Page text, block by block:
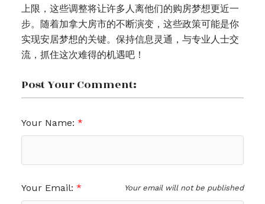
上限，这些调整将让许多人离他们的购房梦想更近一
步。随着加拿大房市的不断演变，这些政策可能是你
实现安居梦想的关键。保持信息灵通，与专业人士交
流，抓住这次难得的机遇吧！
Post Your Comment:
Your Name:
Your Email: Your email will not be published